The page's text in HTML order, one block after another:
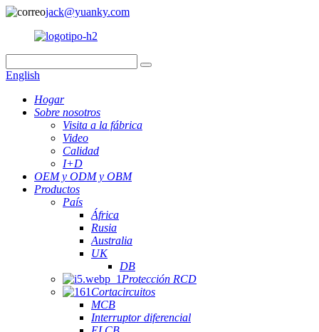
jack@yuanky.com
English
Hogar
Sobre nosotros
Visita a la fábrica
Video
Calidad
I+D
OEM y ODM y OBM
Productos
País
África
Rusia
Australia
UK
DB
Protección RCD
Cortacircuitos
MCB
Interruptor diferencial